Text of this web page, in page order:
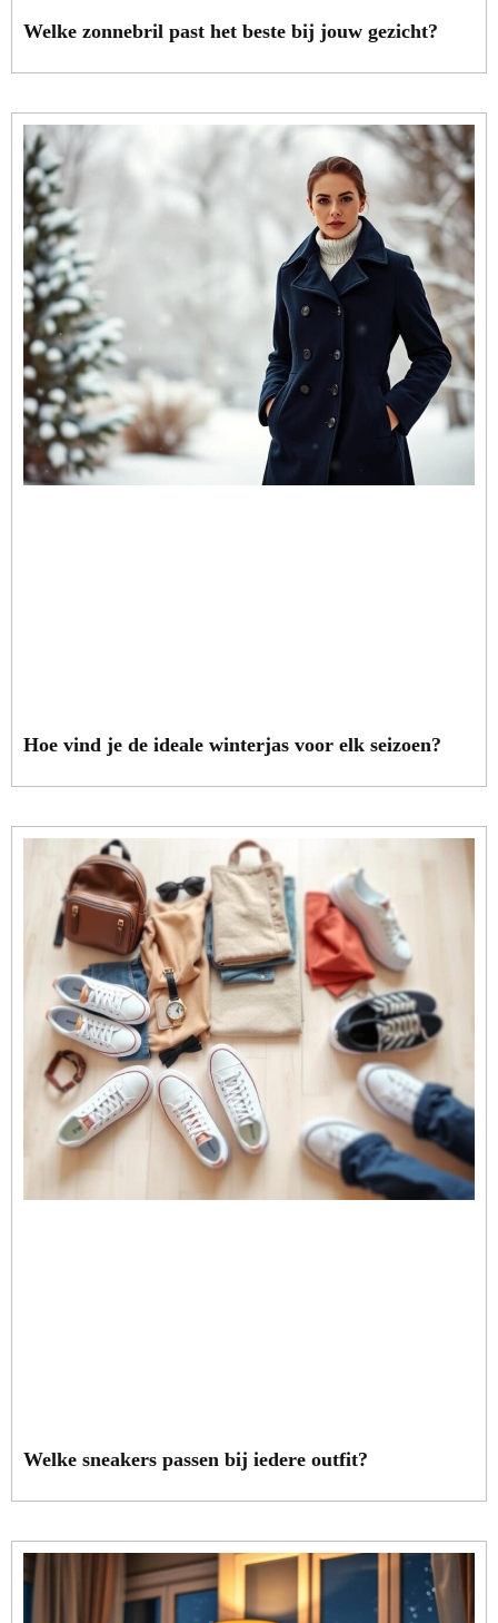
Welke zonnebril past het beste bij jouw gezicht?
Hoe vind je de ideale winterjas voor elk seizoen?
Welke sneakers passen bij iedere outfit?